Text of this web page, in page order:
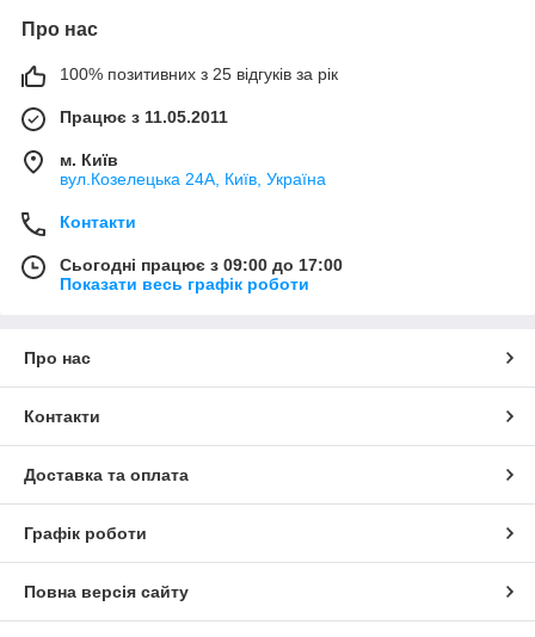
Про нас
100% позитивних з 25 відгуків за рік
Працює з 11.05.2011
м. Київ
вул.Козелецька 24А, Київ, Україна
Контакти
Сьогодні працює з 09:00 до 17:00
Показати весь графік роботи
Про нас
Контакти
Доставка та оплата
Графік роботи
Повна версія сайту